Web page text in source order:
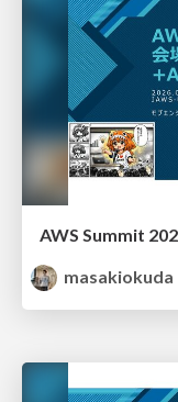
masakiokuda